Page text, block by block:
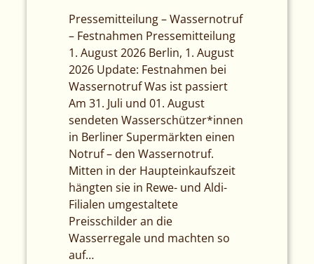
Pressemitteilung – Wassernotruf
– Festnahmen Pressemitteilung
1. August 2026 Berlin, 1. August
2026 Update: Festnahmen bei
Wassernotruf Was ist passiert
Am 31. Juli und 01. August
sendeten Wasserschützer*innen
in Berliner Supermärkten einen
Notruf – den Wassernotruf.
Mitten in der Haupteinkaufszeit
hängten sie in Rewe- und Aldi-
Filialen umgestaltete
Preisschilder an die
Wasserregale und machten so
auf…